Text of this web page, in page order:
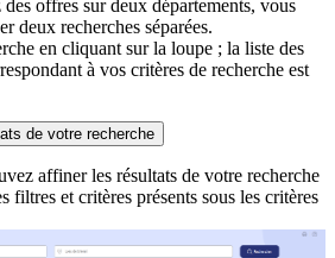
offres sur deux départements, vous
deux recherches séparées.
en cliquant sur la loupe ; la liste des
à vos critères de recherche est
de votre recherche
affiner les résultats de votre recherche
filtres et critères présents sous les critères